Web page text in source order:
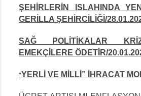
ŞEHİRLERİN ISLAHINDA
GERİLLA ŞEHİRCİLİĞİ/
SAĞ POLİTİKALAR
EMEKÇİLERE ÖDETİR/
“YERLİ VE MİLLİ” İHRACAT